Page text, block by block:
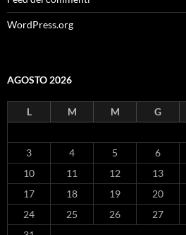
WordPress.org
AGOSTO 2026
L M M G
3
4 5 6
10
11 12 13
17
18 19 20
24
25 26 27